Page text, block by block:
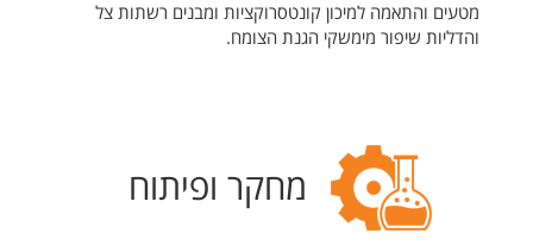
מטעים והתאמה למיכון קונטסרוקציות ומבנים רשתות צל
והדליות שיפור מימשקי הגנת הצומח.
מחקר ופיתוח